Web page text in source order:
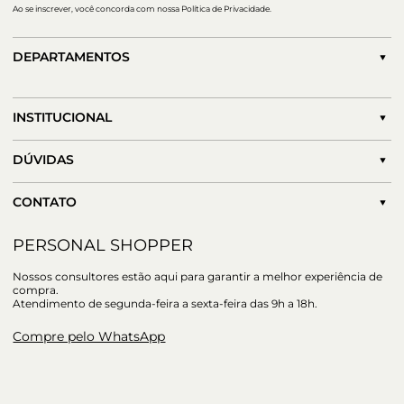
Ao se inscrever, você concorda com nossa Política de Privacidade.
DEPARTAMENTOS
INSTITUCIONAL
DÚVIDAS
CONTATO
PERSONAL SHOPPER
Nossos consultores estão aqui para garantir a melhor experiência de
compra.
Atendimento de segunda-feira a sexta-feira das 9h a 18h.
Compre pelo WhatsApp